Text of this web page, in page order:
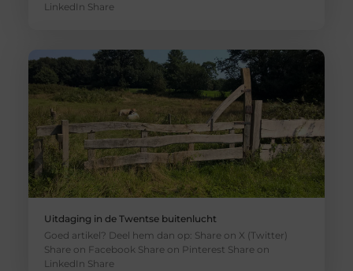
LinkedIn Share
Uitdaging in de Twentse buitenlucht
Goed artikel? Deel hem dan op: Share on X (Twitter)
Share on Facebook Share on Pinterest Share on
LinkedIn Share